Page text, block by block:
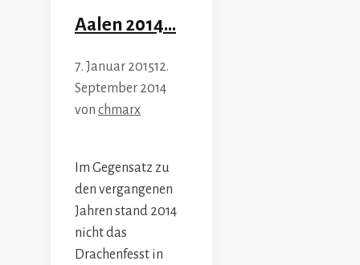
Aalen 2014…
7. Januar 201512.
September 2014
von chmarx
Im Gegensatz zu
den vergangenen
Jahren stand 2014
nicht das
Drachenfesst in